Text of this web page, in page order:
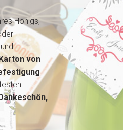
Honigs,
von